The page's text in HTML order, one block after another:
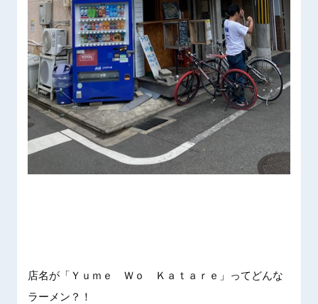
店名が「 Ｙｕｍｅ Ｗｏ Ｋａｔａ ｒｅ」ってどんな
ラーメン ？！